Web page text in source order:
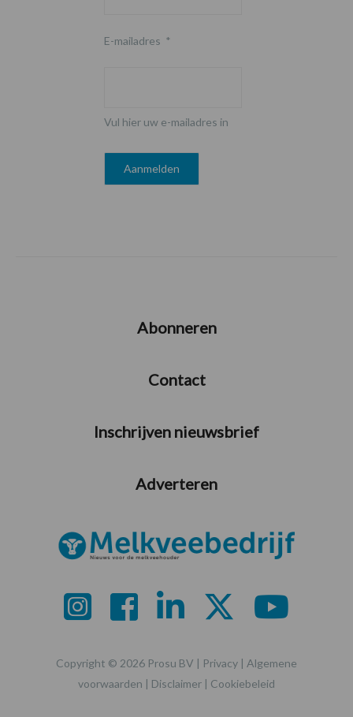
E-mailadres *
Vul hier uw e-mailadres in
Abonneren
Contact
Inschrijven nieuwsbrief
Adverteren
Copyright © 2026 Prosu BV | Privacy | Algemene
voorwaarden | Disclaimer | Cookiebeleid